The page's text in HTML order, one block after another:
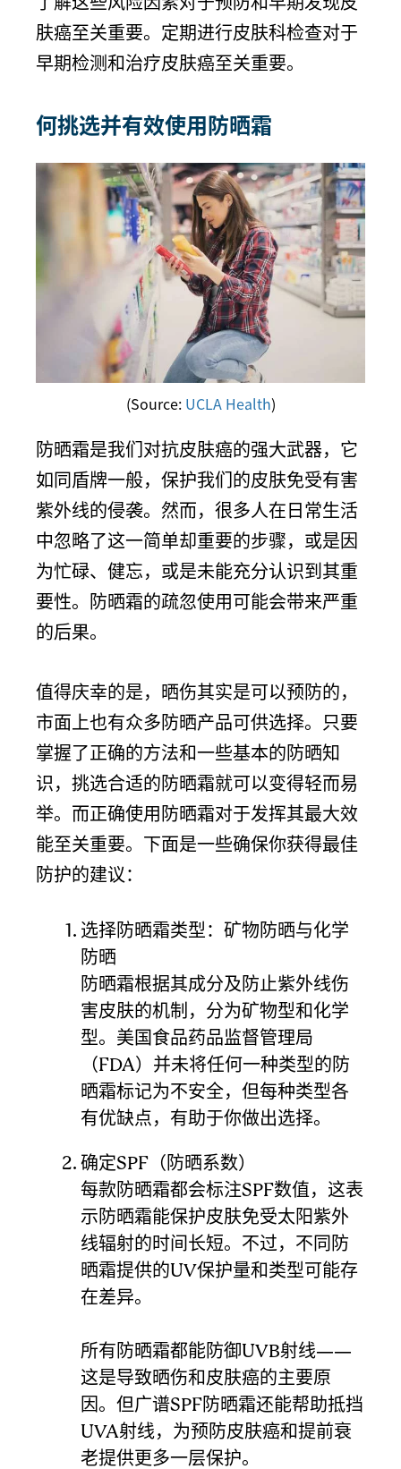
肤癌至关重要。定期进行皮肤科检查对于
早期检测和治疗皮肤癌至关重要。
何挑选并有效使用防晒霜
(Source: UCLA Health)
防晒霜是我们对抗皮肤癌的强大武器，它
如同盾牌一般，保护我们的皮肤免受有害
紫外线的侵袭。然而，很多人在日常生活
中忽略了这一简单却重要的步骤，或是因
为忙碌、健忘，或是未能充分认识到其重
要性。防晒霜的疏忽使用可能会带来严重
的后果。
值得庆幸的是，晒伤其实是可以预防的，
市面上也有众多防晒产品可供选择。只要
掌握了正确的方法和一些基本的防晒知
识，挑选合适的防晒霜就可以变得轻而易
举。而正确使用防晒霜对于发挥其最大效
能至关重要。下面是一些确保你获得最佳
防护的建议：
选择防晒霜类型：矿物防晒与化学
防晒
防晒霜根据其成分及防止紫外线伤
害皮肤的机制，分为矿物型和化学
型。美国食品药品监督管理局
（FDA）并未将任何一种类型的防
晒霜标记为不安全，但每种类型各
有优缺点，有助于你做出选择。
确定SPF（防晒系数）
每款防晒霜都会标注SPF数值，这表
示防晒霜能保护皮肤免受太阳紫外
线辐射的时间长短。不过，不同防
晒霜提供的UV保护量和类型可能存
在差异。
所有防晒霜都能防御UVB射线——
这是导致晒伤和皮肤癌的主要原
因。但广谱SPF防晒霜还能帮助抵挡
UVA射线，为预防皮肤癌和提前衰
老提供更多一层保护。